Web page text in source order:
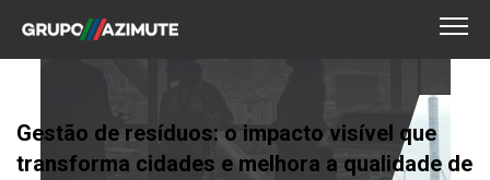
Gestão de resíduos: o impacto visível que
transforma cidades e melhora a qualidade de